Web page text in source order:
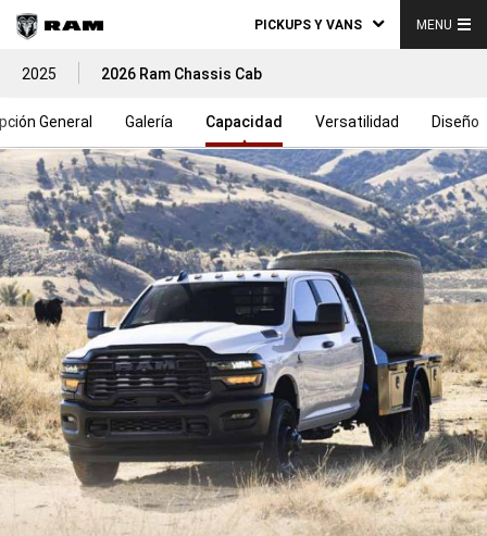
PICKUPS Y VANS MENU
2025 2026 Ram Chassis Cab
General Galería Capacidad Versatilidad Diseño